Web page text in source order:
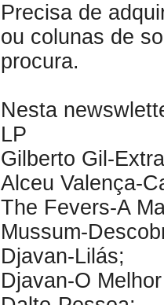
Precisa de
ou colunas de
procura.
Nesta
LP
Gilberto Gil-
Alceu Valença-
The Fevers-A
Mussum-
Djavan-Lilás;
Djavan-O